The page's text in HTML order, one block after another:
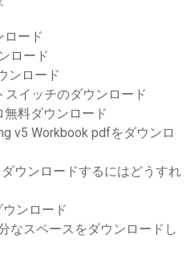
ロード
ロード
ンロード
スイッチのダウンロード
無料ダウンロード
v5 Workbook pdfをダウンロ
ウンロードするにはどうすれ
ンロード
なスペースをダウンロードし